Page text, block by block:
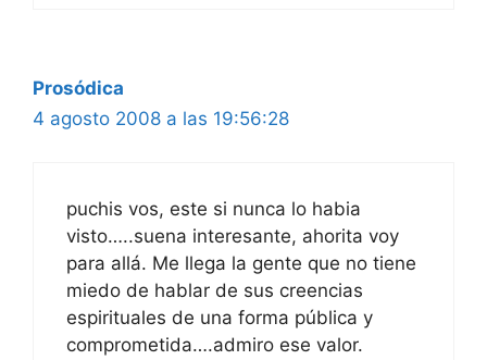
Prosódica
4 agosto 2008 a las 19:56:28
puchis vos, este si nunca lo habia
visto…..suena interesante, ahorita voy
para allá. Me llega la gente que no tiene
miedo de hablar de sus creencias
espirituales de una forma pública y
comprometida….admiro ese valor.